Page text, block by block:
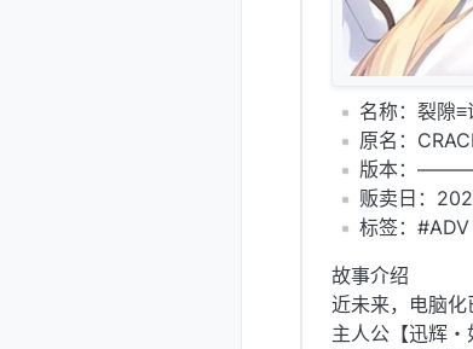
名称：裂隙≡
原名：
版本：
贩卖日：
标签：
故事介绍
近未来，电脑化
主人公【迅辉・